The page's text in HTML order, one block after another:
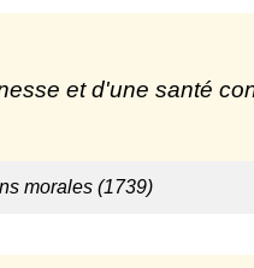
et d'une santé
morales (1739)